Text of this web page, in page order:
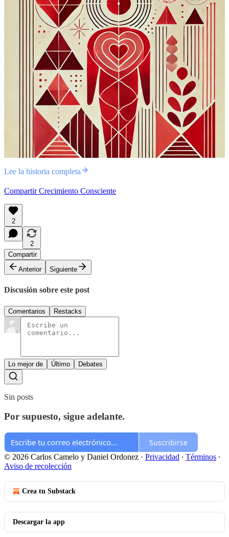
Lee la historia completa
Compartir Crecimiento Consciente
2
2
Compartir
Anterior
Siguiente
Discusión sobre este post
Comentarios Restacks
Lo mejor de Último Debates
Sin posts
Por supuesto, sigue adelante.
Suscribirse
© 2026 Carlos Camelo y Daniel Ordonez · Privacidad ∙ Términos ∙
Aviso de recolección
Crea tu Substack
Descargar la app